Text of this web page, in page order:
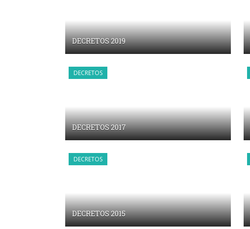
DECRETOS 2019
DECRETOS
DECRETOS 2017
DECRETOS
DECRETOS 2015